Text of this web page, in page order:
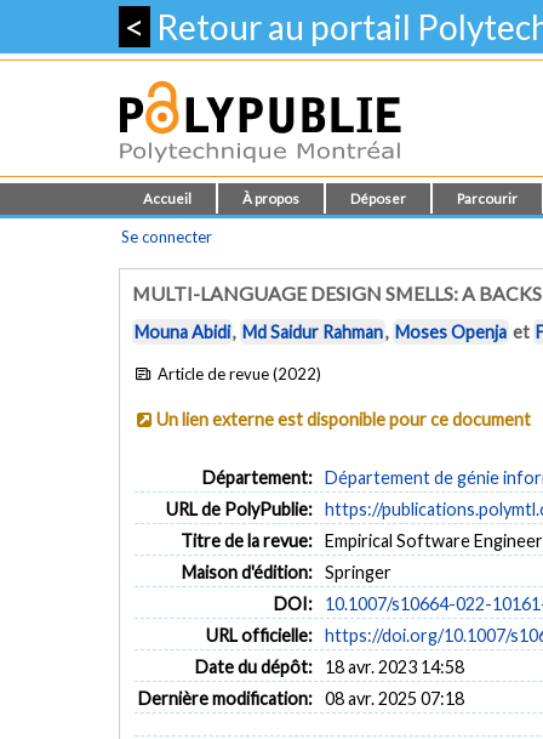
< Retour au portail
Accueil À propos Déposer Parcourir
Se connecter
MULTI-LANGUAGE DESIGN SMELLS: A
Mouna Abidi, Md Saidur Rahman, Moses Openja et
Article de revue (2022)
Un lien externe est disponible pour ce document
Département: Département de génie
URL de PolyPublie: https://
Titre de la revue: Empirical Software
Maison d'édition: Springer
DOI:
10.1007/s10664-022-
URL officielle: https://doi.org/10.1007/
Date du dépôt:
18 avr. 2023 14:58
Dernière modification: 08 avr. 2025 07:18